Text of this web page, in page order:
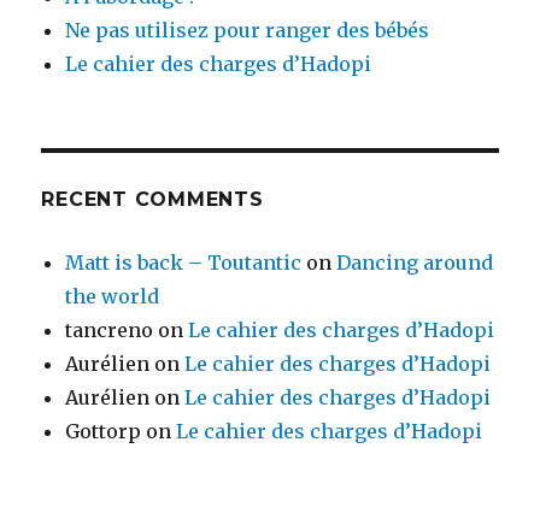
Ne pas utilisez pour ranger des bébés
Le cahier des charges d’Hadopi
RECENT COMMENTS
Matt is back – Toutantic onDancing around
the world
tancreno onLe cahier des charges d’Hadopi
Aurélien onLe cahier des charges d’Hadopi
Aurélien onLe cahier des charges d’Hadopi
Gottorp onLe cahier des charges d’Hadopi